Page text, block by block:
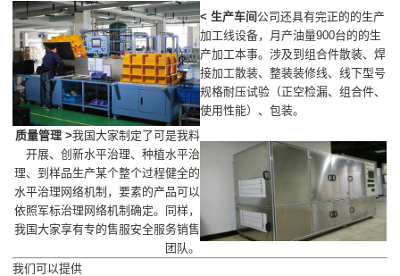
< 生产车间 公司还具有完正的的生产
加工线设备，月产油量900台的的生
产加工本事。涉及到组合件散装、焊
接加工散装、整装装修线、线下型号
规格耐压试验（正空检漏、组合件、
使用性能）、包装。
质量管理 >我国大家制定了可是我料
开展、创新水平治理、种植水平治
理、到样品生产某个整个过程健全的
水平治理网络机制，要素的产品可以
依照军标治理网络机制确定。同样，
我国大家享有专的售服安全服务销售
团队。
我们可以提供